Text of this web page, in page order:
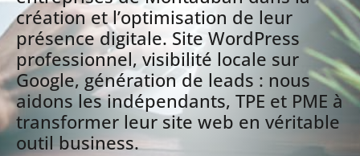
création et l’optimisation de leur
présence digitale. Site WordPress
professionnel, visibilité locale sur
Google, génération de leads : nous
aidons les indépendants, TPE et PME à
transformer leur site web en véritable
outil business.